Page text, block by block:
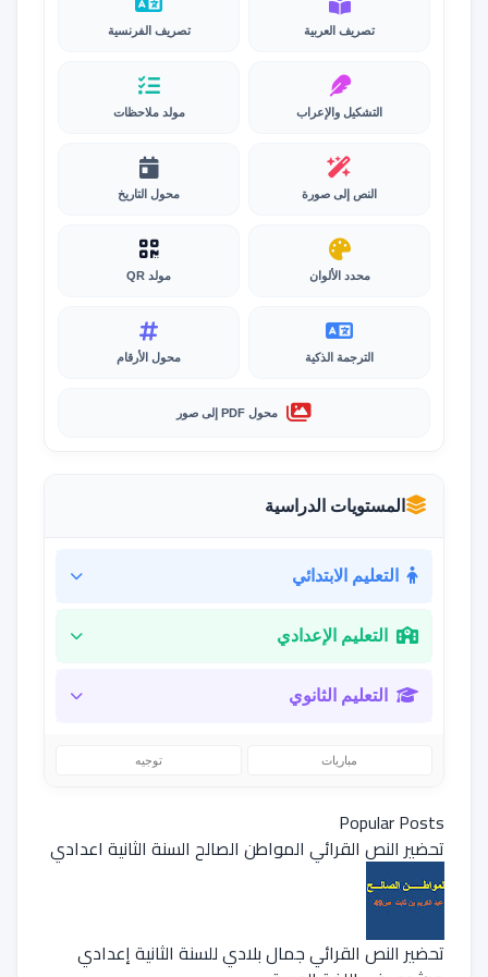
تصريف العربية تصريف الفرنسية
التشكيل والإعراب مولد ملاحظات
النص إلى صورة محول التاريخ
محدد الألوان مولد QR
الترجمة الذكية محول الأرقام
محول PDF إلى صور
المستويات الدراسية
التعليم الابتدائي
التعليم الإعدادي
التعليم الثانوي
مباريات توجيه
Popular Posts
تحضير النص القرائي المواطن الصالح السنة الثانية اعدادي
تحضير النص القرائي جمال بلادي للسنة الثانية إعدادي